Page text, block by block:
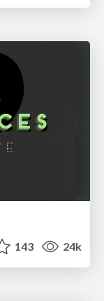
143 24k